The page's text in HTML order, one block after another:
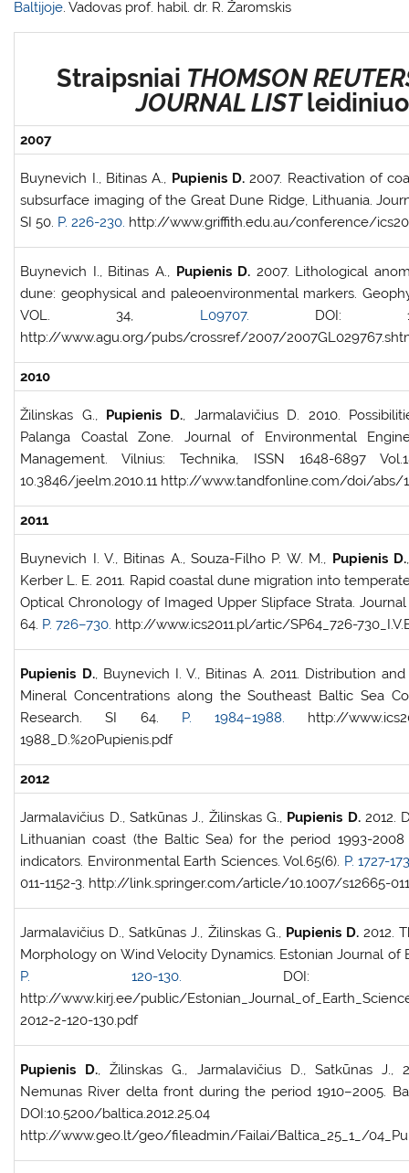
Baltijoje. Vadovas prof. habil. dr. R. Žaromskis
Straipsniai THOMSON
JOURNAL LIST
2007
Buynevich I., Bitinas A., Pupienis D.2007. Reactivation of
subsurface imaging of the Great Dune Ridge, Lithuania.
SI 50. P. 226-230. http://www.griffith.edu.au/conference/
Buynevich I., Bitinas A., Pupienis D. 2007. Lithological
dune: geophysical and paleoenvironmental markers.
VOL. 34,
L09707. DOI: 10.1029/
http://www.agu.org/pubs/crossref/2007/
2010
Žilinskas G., Pupienis D., Jarmalavičius D. 2010.
Palanga Coastal Zone. Journal of Environmental
Management. Vilnius: Technika, ISSN 1648-6897
10.3846/jeelm.2010.11 http://www.tandfonline.com/doi/abs/
2011
Buynevich I. V., Bitinas A., Souza-Filho P. W. M., Pupienis D.
Kerber L. E. 2011. Rapid coastal dune migration into
Optical Chronology of Imaged Upper Slipface Strata. Journal
64. P. 726–730. http://www.ics2011.pl/artic/SP64_726-
Pupienis D., Buynevich I. V., Bitinas A. 2011. Distribution
Mineral Concentrations along the Southeast Baltic Sea
Research. SI 64.
P. 1984–1988. http://
1988_D.%20Pupienis.pdf
2012
Jarmalavičius D., Satkūnas J., Žilinskas G., Pupienis D.2012.
Lithuanian coast (the Baltic Sea) for the period 1993-
indicators. Environmental Earth Sciences. Vol.65(6). P. 1727-
011-1152-3. http://link.springer.com/article/10.1007/s12665-
Jarmalavičius D., Satkūnas J., Žilinskas G., Pupienis D.2012.
Morphology on Wind Velocity Dynamics. Estonian Journal of
P. 120-130. DOI: 10.3176/
http://www.kirj.ee/public/
2012-2-120-130.pdf
Pupienis D., Žilinskas G., Jarmalavičius D., Satkūnas J.,
Nemunas River delta front during the period 1910–2005.
DOI:10.5200/baltica.2012.25.04
http://www.geo.lt/geo/fileadmin/Failai/Baltica_25_1_/